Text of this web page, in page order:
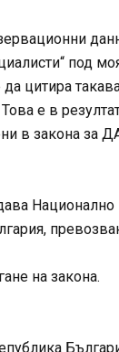
под
цитира
е в
в закона за
Национално
на закона.